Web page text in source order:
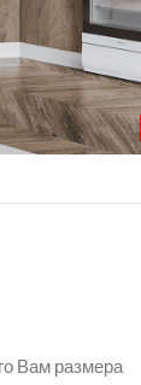
Вам размера